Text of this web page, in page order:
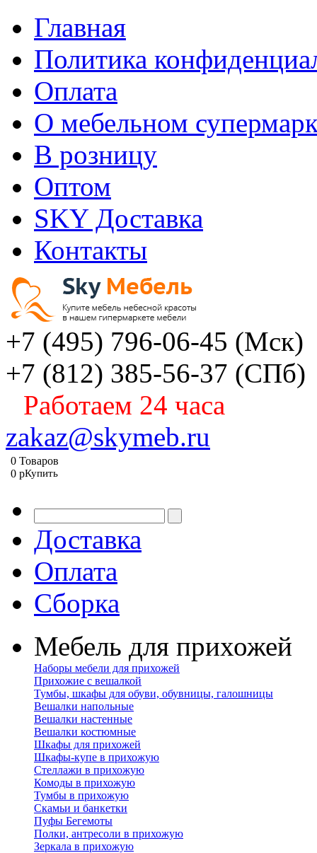
Главная
Политика
Оплата
О мебельном
В розницу
Оптом
SKY Доставка
Контакты
+7 (495) 796-06-45 (Мск)
+7 (812) 385-56-37 (СПб)
Работаем 24 часа
zakaz@skymeb.ru
0 Товаров
0 pКупить
Доставка
Оплата
Сборка
Мебель для прихожей
Наборы мебели для прихожей
Прихожие с вешалкой
Тумбы, шкафы для обуви, обувницы, галошницы
Вешалки напольные
Вешалки настенные
Вешалки костюмные
Шкафы для прихожей
Шкафы-купе в прихожую
Стеллажи в прихожую
Комоды в прихожую
Тумбы в прихожую
Скамьи и банкетки
Пуфы Бегемоты
Полки, антресоли в прихожую
Зеркала в прихожую